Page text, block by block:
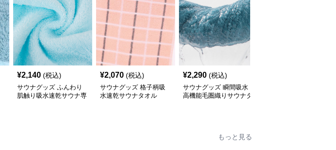
¥2,140 (税込)
サウナグッズ ふんわり
肌触り吸水速乾サウナ専
¥2,070 (税込)
サウナグッズ 格子柄吸
水速乾サウナタオル
¥2,290 (税込)
サウナグッズ 瞬間吸水
高機能毛圏織りサウナタ
もっと見る